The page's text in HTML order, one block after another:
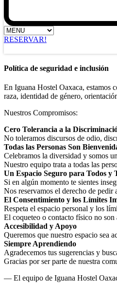
RESERVAR!
Política de seguridad e inclusión
En Iguana Hostel Oaxaca, estamos
raza, identidad de género,
Nuestros Compromisos:
Cero Tolerancia a la
No toleramos discursos de odio,
Todas las Personas Son
Celebramos la diversidad y somos
Nuestro equipo trata a todas las
Un Espacio Seguro para Todos y
Si en algún momento te sientes
Nos reservamos el derecho de pedir
El Consentimiento y los Límites
Respeta el espacio personal y los
El coqueteo o contacto físico no
Accesibilidad y Apoyo
Queremos que nuestro espacio sea
Siempre Aprendiendo
Agradecemos tus sugerencias y
Gracias por ser parte de nuestra
— El equipo de Iguana Hostel